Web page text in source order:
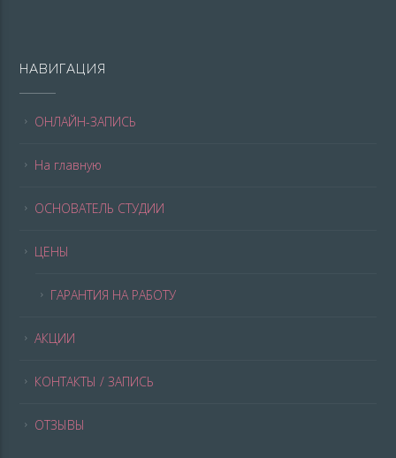
НАВИГАЦИЯ
ОНЛАЙН-ЗАПИСЬ
На главную
ОСНОВАТЕЛЬ СТУДИИ
ЦЕНЫ
ГАРАНТИЯ НА РАБОТУ
АКЦИИ
КОНТАКТЫ / ЗАПИСЬ
ОТЗЫВЫ